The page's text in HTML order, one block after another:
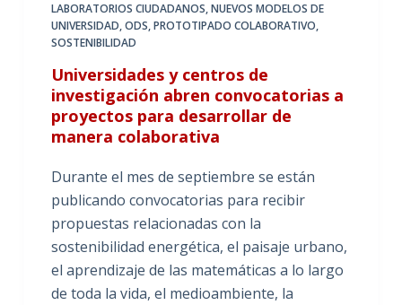
LABORATORIOS CIUDADANOS,NUEVOS MODELOS DE
UNIVERSIDAD,ODS,PROTOTIPADO COLABORATIVO,
SOSTENIBILIDAD
Universidades y centros de
investigación abren convocatorias a
proyectos para desarrollar de
manera colaborativa
Durante el mes de septiembre se están
publicando convocatorias para recibir
propuestas relacionadas con la
sostenibilidad energética, el paisaje urbano,
el aprendizaje de las matemáticas a lo largo
de toda la vida, el medioambiente, la